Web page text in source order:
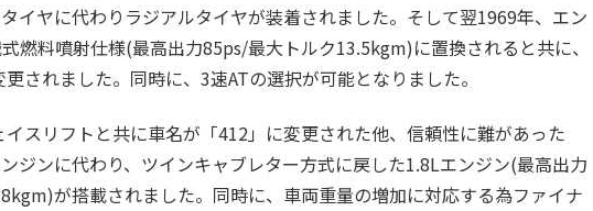
イヤに代わりラジアルタイヤが装着されました。そして翌1969年、エン
燃料噴射仕様(最高出力85ps/最大トルク13.5kgm)に置換されると共に、
されました。同時に、3速ATの選択が可能となりました。
スリフトと共に車名が「412」に変更された他、信頼性に難があった
ジンに代わり、ツインキャブレター方式に戻した1.8Lエンジン(最高出力
が搭載されました。同時に、車両重量の増加に対応する為ファイナ